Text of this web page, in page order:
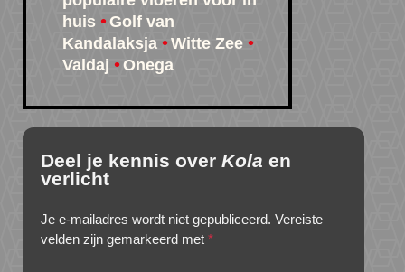
huis
Golf van
Kandalaksja
Witte Zee
Valdaj
Onega
Deel je kennis over Kola en
verlicht
Je e-mailadres wordt niet gepubliceerd. Vereiste
velden zijn gemarkeerd met *